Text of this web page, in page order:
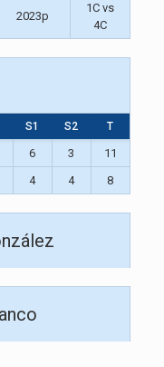
2023p
1C vs
4C
S1 S2 T
6 3
11
4 4 8